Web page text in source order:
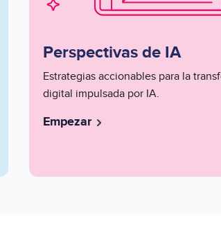
Perspectivas de IA
Series
Description
Estrategias accionables para la
digital impulsada por IA.
Empezar